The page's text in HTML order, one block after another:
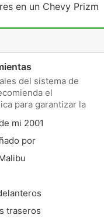
en un Chevy Prizm
del sistema de
el
para garantizar la
herramientas
mi 2001
por
1996
traseros